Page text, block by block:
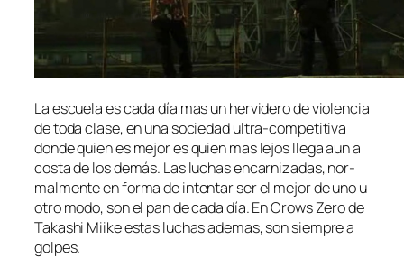
La es­cue­la es ca­da día mas un her­vi­de­ro de vio­len­cia
de to­da cla­se, en una so­cie­dad ultra-competitiva
don­de quien es me­jor es quien mas le­jos lle­ga aun a
cos­ta de los de­más. Las lu­chas en­car­ni­za­das, nor­
mal­men­te en for­ma de in­ten­tar ser el me­jor de uno u
otro mo­do, son el pan de ca­da día. En Crows Zero de
Takashi Miike es­tas lu­chas ade­mas, son siem­pre a
golpes.